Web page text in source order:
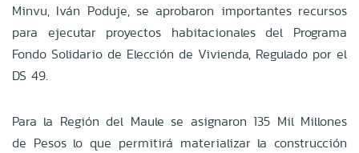
Minvu, Iván Poduje, se aprobaron importantes recursos
para ejecutar proyectos habitacionales del Programa
Fondo Solidario de Elección de Vivienda, Regulado por el
DS 49.
Para la Región del Maule se asignaron 135 Mil Millones
de Pesos lo que permitirá materializar la construcción